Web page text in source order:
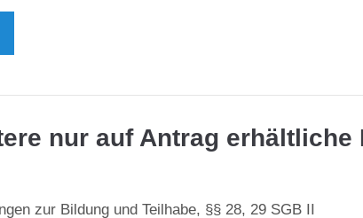
nur auf Antrag
zur Bildung und Teilhabe, §§ 28, 29 SGB II